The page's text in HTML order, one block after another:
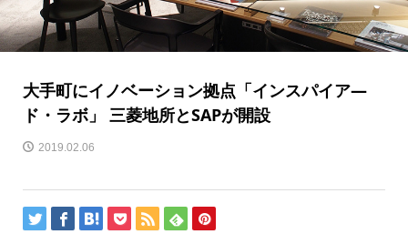
大手町にイノベーション拠点「インスパイア―
ド・ラボ」 三菱地所とSAPが開設
2019.02.06